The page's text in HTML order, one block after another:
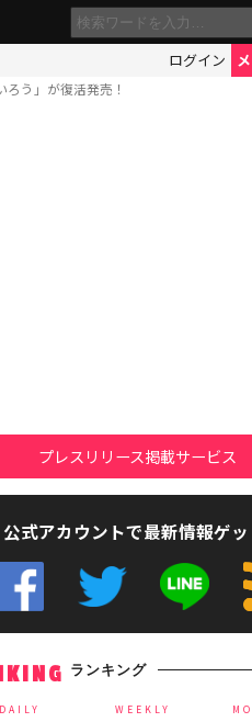
ログイン
う」が復活発売！
プレスリリース掲載サービス
公式アカウントで最新情報ゲッ
ランキング
DAILY WEEKLY